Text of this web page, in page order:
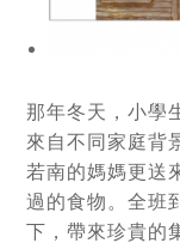
那年冬天，小學
來自不同家庭背
若南的媽媽更送
過的食物。全班
下，帶來珍貴的